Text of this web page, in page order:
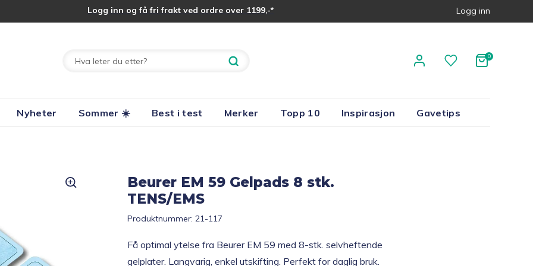
Logg inn og få fri frakt ved ordre over 1199,-*
Logg inn
Nyheter Sommer ☀️ Best i test Merker Topp 10 Inspirasjon Gavetips
Beurer EM 59 Gelpads 8 stk.
TENS/EMS
Produktnummer: 21-117
Få optimal ytelse fra Beurer EM 59 med 8-stk. selvheftende
gelplater. Langvarig, enkel utskifting. Perfekt for daglig bruk.